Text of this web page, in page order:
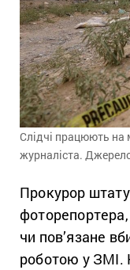
Слідчі працюють на
журналіста.
Прокурор
чи пов’язане
роботою у ЗМІ.